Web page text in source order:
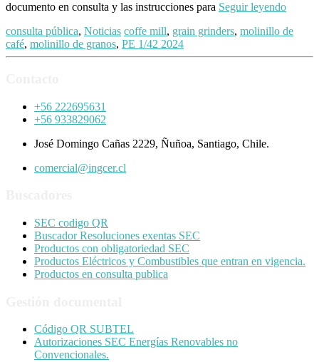
documento en consulta y las instrucciones para Seguir leyendo
consulta pública, Noticias coffe mill, grain grinders, molinillo de
café, molinillo de granos, PE 1/42 2024
+56 222695631
+56 933829062
José Domingo Cañas 2229, Ñuñoa, Santiago, Chile.
comercial@ingcer.cl
SEC codigo QR
Buscador Resoluciones exentas SEC
Productos con obligatoriedad SEC
Productos Eléctricos y Combustibles que entran en vigencia.
Productos en consulta publica
Código QR SUBTEL
Autorizaciones SEC Energías Renovables no
Convencionales.